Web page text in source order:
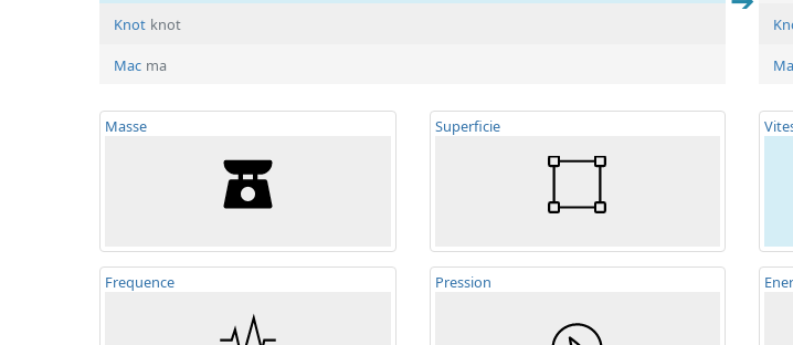
Knot knot
Mac ma
Masse Superficie
Frequence Pression